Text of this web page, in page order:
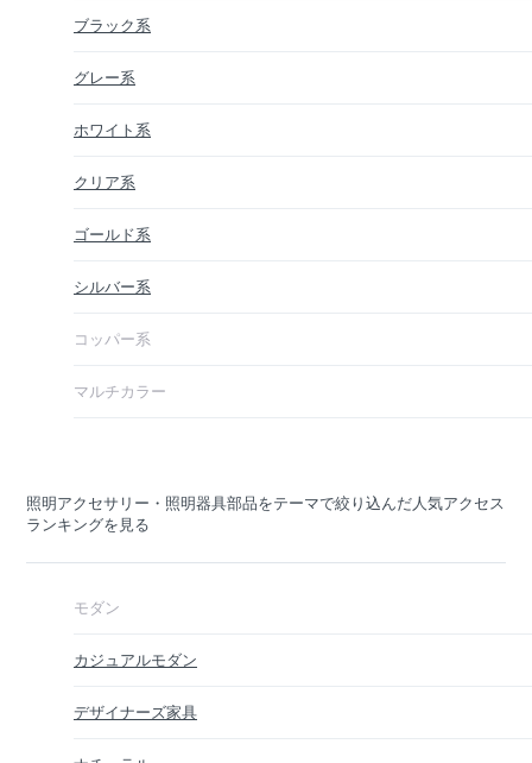
ブラック系
グレー系
ホワイト系
クリア系
ゴールド系
シルバー系
コッパー系
マルチカラー
照明アクセサリー・照明器具部品をテーマで絞り込んだ人気アクセス
ランキングを見る
モダン
カジュアルモダン
デザイナーズ家具